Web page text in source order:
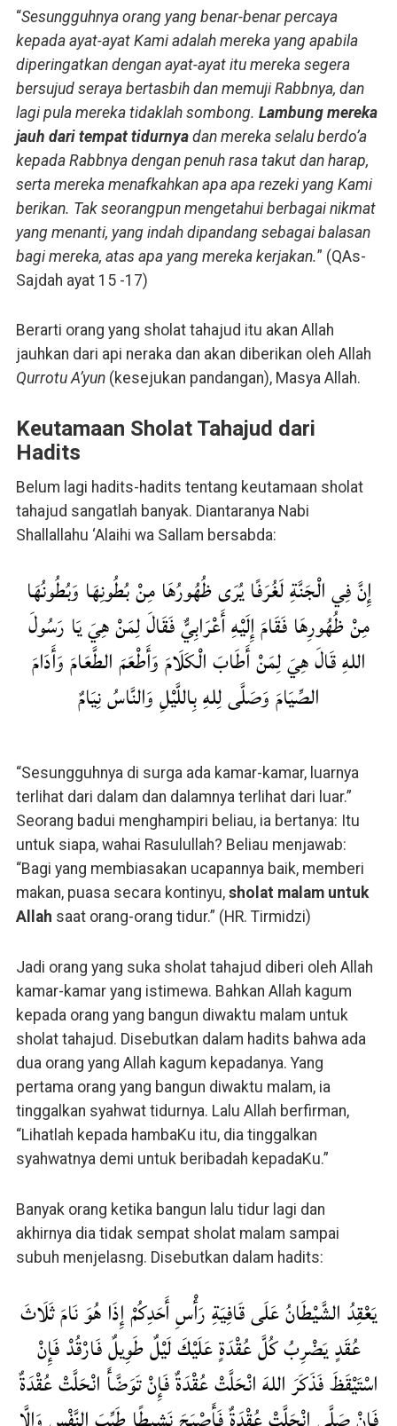
“Sesungguhnya orang yang benar-benar percaya
kepada ayat-ayat Kami adalah mereka yang apabila
diperingatkan dengan ayat-ayat itu mereka segera
bersujud seraya bertasbih dan memuji Rabbnya, dan
lagi pula mereka tidaklah sombong. Lambung mereka
jauh dari tempat tidurnyadan mereka selalu berdo’a
kepada Rabbnya dengan penuh rasa takut dan harap,
serta mereka menafkahkan apa apa rezeki yang Kami
berikan. Tak seorangpun mengetahui berbagai nikmat
yang menanti, yang indah dipandang sebagai balasan
bagi mereka, atas apa yang mereka kerjakan.” (QAs-
Sajdah ayat 15 -17)
Berarti orang yang sholat tahajud itu akan Allah
jauhkan dari api neraka dan akan diberikan oleh Allah
Qurrotu A’yun(kesejukan pandangan), Masya Allah.
Keutamaan Sholat Tahajud dari
Hadits
Belum lagi hadits-hadits tentang keutamaan sholat
tahajud sangatlah banyak. Diantaranya Nabi
Shallallahu ‘Alaihi wa Sallam bersabda:
إِنَّ فِي الْجَنَّةِ لَغُرَفًا يُرَى ظُهُورُهَا مِنْ بُطُونِهَا وَبُطُونُهَا
مِنْ ظُهُورِهَا فَقَامَ إِلَيْهِ أَعْرَابِيٌّ فَقَالَ لِمَنْ هِيَ يَا رَسُولَ
اللهِ قَالَ هِيَ لِمَنْ أَطَابَ الْكَلَامَ وَأَطْعَمَ الطَّعَامَ وَأَدَامَ
الصِّيَامَ وَصَلَّى لِلهِ بِاللَّيْلِ وَالنَّاسُ نِيَامٌ
“Sesungguhnya di surga ada kamar-kamar, luarnya
terlihat dari dalam dan dalamnya terlihat dari luar.”
Seorang badui menghampiri beliau, ia bertanya: Itu
untuk siapa, wahai Rasulullah? Beliau menjawab:
“Bagi yang membiasakan ucapannya baik, memberi
makan, puasa secara kontinyu, sholat malam untuk
Allah saat orang-orang tidur.” (HR. Tirmidzi)
Jadi orang yang suka sholat tahajud diberi oleh Allah
kamar-kamar yang istimewa. Bahkan Allah kagum
kepada orang yang bangun diwaktu malam untuk
sholat tahajud. Disebutkan dalam hadits bahwa ada
dua orang yang Allah kagum kepadanya. Yang
pertama orang yang bangun diwaktu malam, ia
tinggalkan syahwat tidurnya. Lalu Allah berfirman,
“Lihatlah kepada hambaKu itu, dia tinggalkan
syahwatnya demi untuk beribadah kepadaKu.”
Banyak orang ketika bangun lalu tidur lagi dan
akhirnya dia tidak sempat sholat malam sampai
subuh menjelasng. Disebutkan dalam hadits:
يَعْقِدُ الشَّيْطَانُ عَلَى قَافِيَةِ رَأْسِ أَحَدِكُمْ إِذَا هُوَ نَامَ ثَلَاثَ
عُقَدٍ يَضْرِبُ كُلَّ عُقْدَةٍ عَلَيْكَ لَيْلٌ طَوِيلٌ فَارْقُدْ فَإِنْ
اسْتَيْقَظَ فَذَكَرَ اللهَ انْحَلَّتْ عُقْدَةٌ فَإِنْ تَوَضَّأَ انْحَلَّتْ عُقْدَةٌ